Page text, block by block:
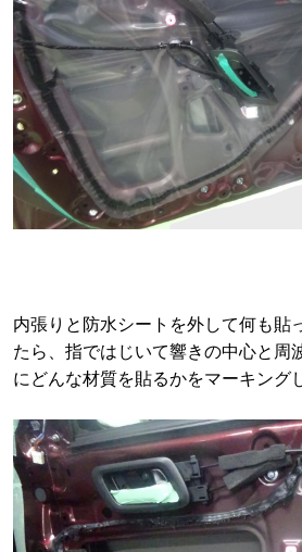
内張りと防水シートを外して何も貼
たら、指ではじいて響きの中心と周
にどんな材質を貼るかをマーキング